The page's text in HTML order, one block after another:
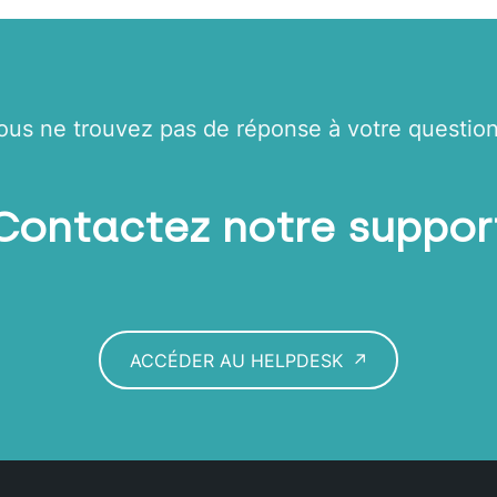
ne trouvez pas de réponse à votre
notre
ACCÉDER AU HELPDESK